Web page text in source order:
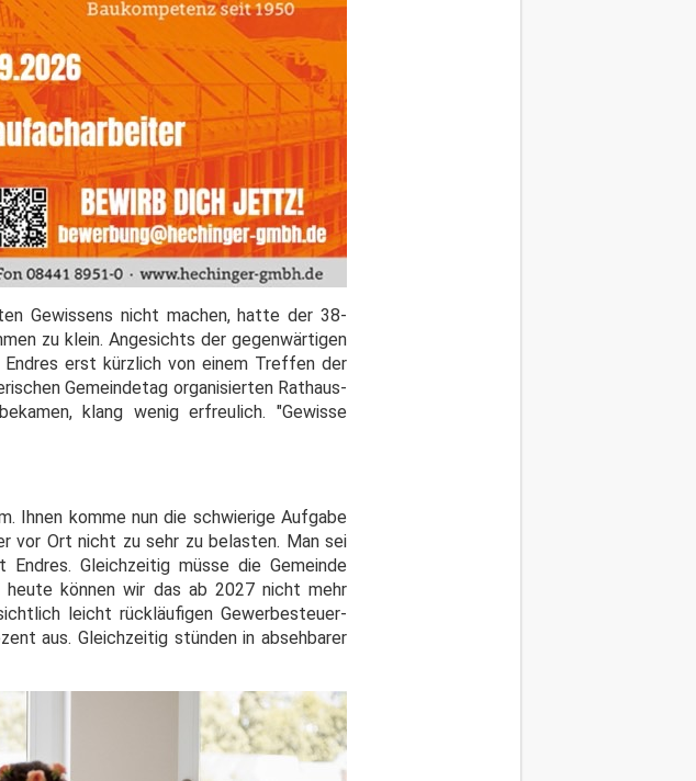
Gewissens nicht machen, hatte der 38-
zu klein. Angesichts der gegenwärtigen
erst kürzlich von einem Treffen der
Gemeindetag organisierten Rathaus-
klang wenig erfreulich. "Gewisse
Ihnen komme nun die schwierige Aufgabe
vor Ort nicht zu sehr zu belasten. Man sei
Gleichzeitig müsse die Gemeinde
können wir das ab 2027 nicht mehr
leicht rückläufigen Gewerbesteuer-
aus. Gleichzeitig stünden in absehbarer